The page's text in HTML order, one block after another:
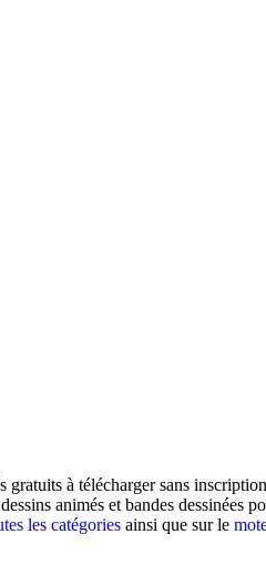
à télécharger sans
animés et bandes
les catégories ainsi que sur le